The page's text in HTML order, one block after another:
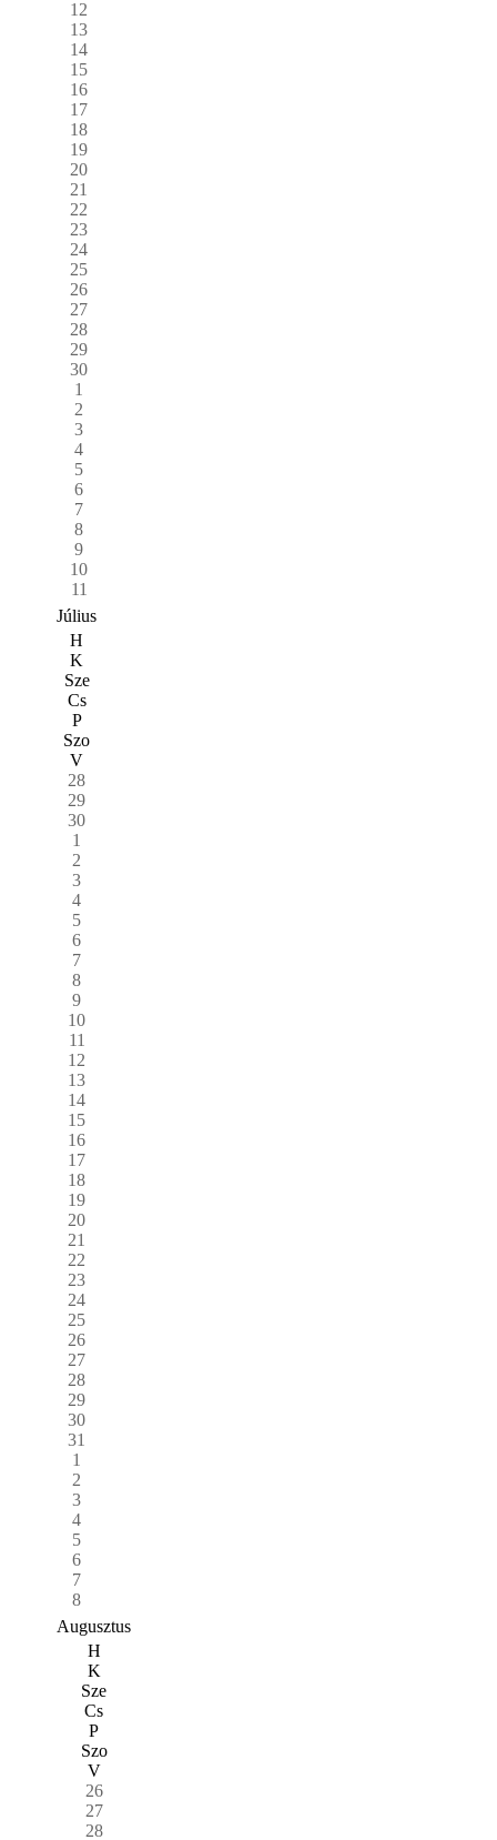
12
13
14
15
16
17
18
19
20
21
22
23
24
25
26
27
28
29
30
1
2
3
4
5
6
7
8
9
10
11
Július
H
K
Sze
Cs
P
Szo
V
28
29
30
1
2
3
4
5
6
7
8
9
10
11
12
13
14
15
16
17
18
19
20
21
22
23
24
25
26
27
28
29
30
31
1
2
3
4
5
6
7
8
Augusztus
H
K
Sze
Cs
P
Szo
V
26
27
28